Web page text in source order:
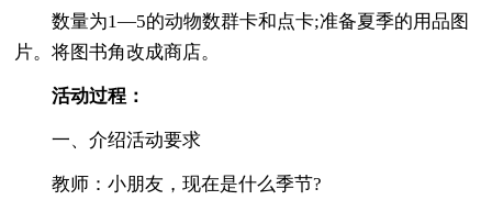
数量为1—5的动物数群卡和点卡;准备夏季的用品图
片。将图书角改成商店。
活动过程：
一、介绍活动要求
教师：小朋友，现在是什么季节?